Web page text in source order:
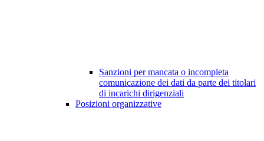
Sanzioni per mancata o incompleta
comunicazione dei dati da parte dei titolari
di incarichi dirigenziali
Posizioni organizzative